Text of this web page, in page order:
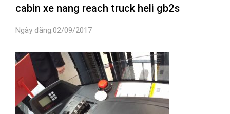
cabin xe nang reach truck heli gb2s
Ngày đăng:02/09/2017